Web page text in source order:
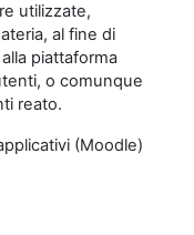
utilizzate,
al fine di
piattaforma
o comunque
reato.
(Moodle)